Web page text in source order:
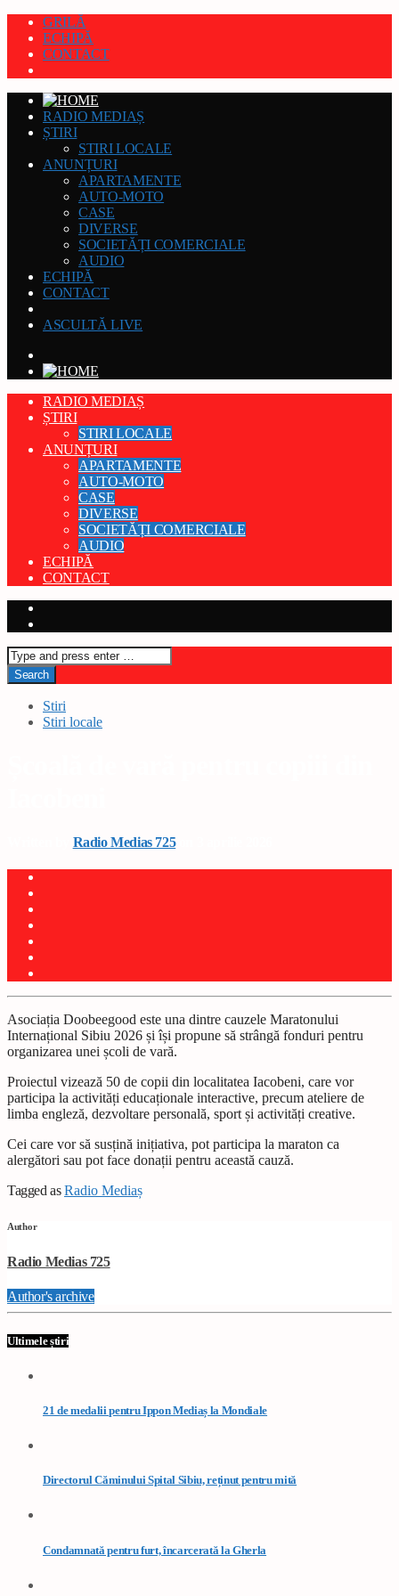
GRILĂ
ECHIPĂ
CONTACT
RADIO MEDIAȘ
ȘTIRI
STIRI LOCALE
ANUNȚURI
APARTAMENTE
AUTO-MOTO
CASE
DIVERSE
SOCIETĂȚI COMERCIALE
AUDIO
ECHIPĂ
CONTACT
ASCULTĂ LIVE
RADIO MEDIAȘ
ȘTIRI
STIRI LOCALE
ANUNȚURI
APARTAMENTE
AUTO-MOTO
CASE
DIVERSE
SOCIETĂȚI COMERCIALE
AUDIO
ECHIPĂ
CONTACT
Stiri
Stiri locale
Radio Medias 725on 3 aprilie 2026
Asociația Doobeegood este una dintre cauzele Maratonului
Internațional Sibiu 2026 și își propune să strângă fonduri pentru
organizarea unei școli de vară.
Proiectul vizează 50 de copii din localitatea Iacobeni, care vor
participa la activități educaționale interactive, precum ateliere de
limba engleză, dezvoltare personală, sport și activități creative.
Cei care vor să susțină inițiativa, pot participa la maraton ca
alergători sau pot face donații pentru această cauză.
Tagged asRadio Mediaș
Author
Radio Medias 725
Author's archive
Ultimele știri
21 de medalii pentru Ippon Mediaș la Mondiale
Directorul Căminului Spital Sibiu, reținut pentru mită
Condamnată pentru furt, încarcerată la Gherla